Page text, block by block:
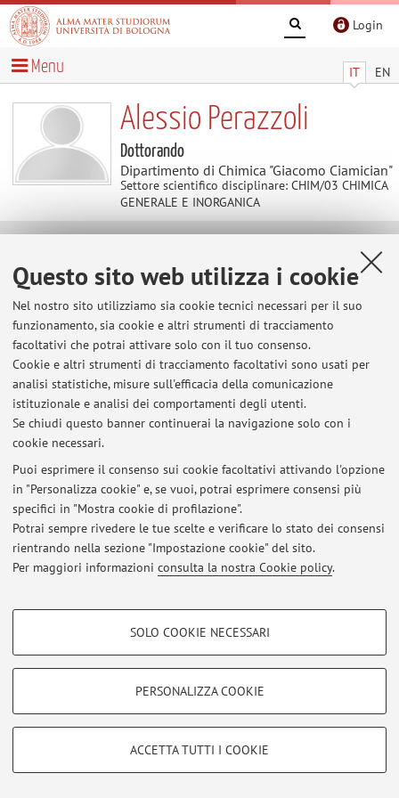
Questo sito web utilizza i cookie
Nel nostro sito utilizziamo sia cookie tecnici necessari per il suo
funzionamento, sia cookie e altri strumenti di tracciamento
facoltativi che potrai attivare solo con il tuo consenso.
Cookie e altri strumenti di tracciamento facoltativi sono usati per
analisi statistiche, misure sull'efficacia della comunicazione
istituzionale e analisi dei comportamenti degli utenti.
Se chiudi questo banner continuerai la navigazione solo con i
cookie necessari.
Puoi esprimere il consenso sui cookie facoltativi attivando l'opzione
in "Personalizza cookie" e, se vuoi, potrai esprimere consensi più
specifici in "Mostra cookie di profilazione".
Potrai sempre rivedere le tue scelte e verificare lo stato dei consensi
rientrando nella sezione "Impostazione cookie" del sito.
Per maggiori informazioni consulta la nostra Cookie policy.
COOKIE DI PROFILAZIONE - FACOLTATIVI
COOKIE TECNICI - NECESSARI
Si tratta di cookie tecnici utilizzati, a titolo esemplificativo, per il corretto
SOLO COOKIE NECESSARI
PERSONALIZZA COOKIE
ACCETTA TUTTI I COOKIE
Login
IT EN
Menu
Alessio Perazzoli
Dottorando
Dipartimento di Chimica "Giacomo Ciamician"
Settore scientifico disciplinare: CHIM/03 CHIMICA
GENERALE E INORGANICA
Contatti
E-mail: alessio.perazzoli2@unibo.it
Dipartimento di Chimica "Giacomo Ciamician"
Via Gobetti 85, Bologna -Vai alla mappa
Ultimi avvisi
Al momento non sono presenti avvisi.
Accedi tramiteloginper gestire tutti i contenuti del sito.
© 2026 - ALMA MATER STUDIORUM - Università di Bologna - Via
|Note legali|Impostazioni Cookie